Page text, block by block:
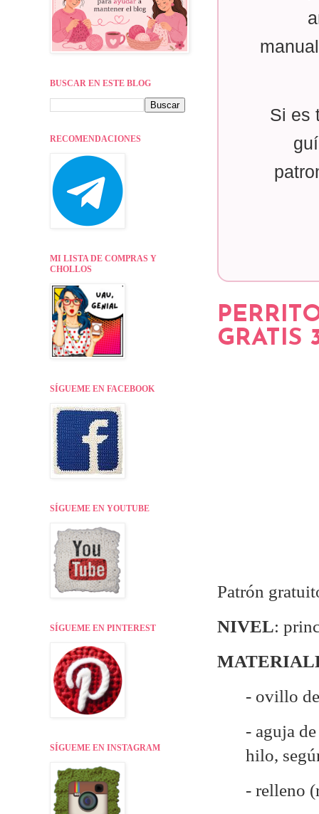
Si es
GRATIS
Patrón
NIVEL:
- ovillo
- aguja
hilo,
- relleno
BUSCAR EN ESTE BLOG
RECOMENDACIONES
MI LISTA DE COMPRAS Y
CHOLLOS
SÍGUEME EN FACEBOOK
SÍGUEME EN YOUTUBE
SÍGUEME EN PINTEREST
SÍGUEME EN INSTAGRAM